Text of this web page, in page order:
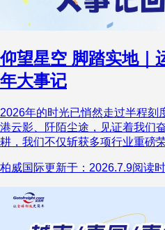
仰望星空 脚踏实地｜
年大事记
2026年的时光已悄然走过半程刻
港云影、阡陌尘途，见证着我们
耕，我们不仅斩获多项行业重磅
命，于国际物流浪潮中奋楫争先
核心驱动力，不断织密全球服务
图，在时代浪潮中奋楫向前，交
柏威国际更新于：2026.7.9阅读